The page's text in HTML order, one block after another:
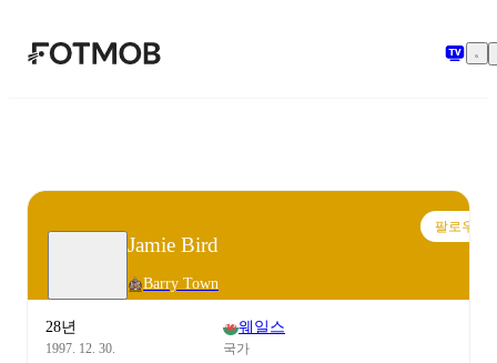
본문으로 건너뛰기
Jamie Bird
Barry Town
팔로우
28년
1997. 12. 30.
웨일스
국가